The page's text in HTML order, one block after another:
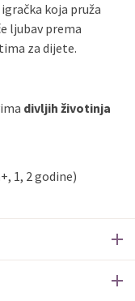
koja pruža
ljubav prema
za dijete.
divljih životinja
1, 2 godine)